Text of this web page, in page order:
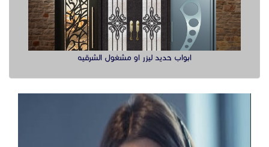
ابواب حديد ليزر او مشغول الشرقيه